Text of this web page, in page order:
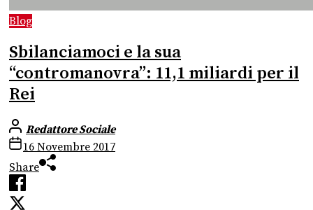
Blog
Sbilanciamoci e la sua
“contromanovra”: 11,1 miliardi per il
Rei
Redattore Sociale
16 Novembre 2017
Share